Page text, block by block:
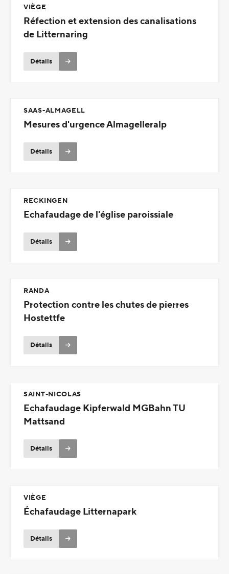
VIÈGE
Réfection et extension des canalisations
de Litternaring
Détails
SAAS-ALMAGELL
Mesures d'urgence Almagelleralp
Détails
RECKINGEN
Echafaudage de l'église paroissiale
Détails
RANDA
Protection contre les chutes de pierres
Hostettfe
Détails
SAINT-NICOLAS
Echafaudage Kipferwald MGBahn TU
Mattsand
Détails
VIÈGE
Échafaudage Litternapark
Détails